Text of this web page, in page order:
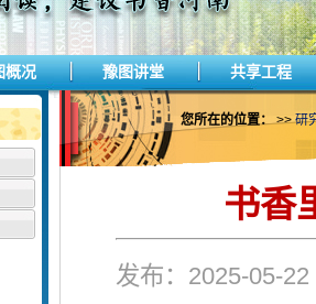
概况 豫图讲堂 共享工程
您所在的位置：>>研
书香
发布：2025-05-